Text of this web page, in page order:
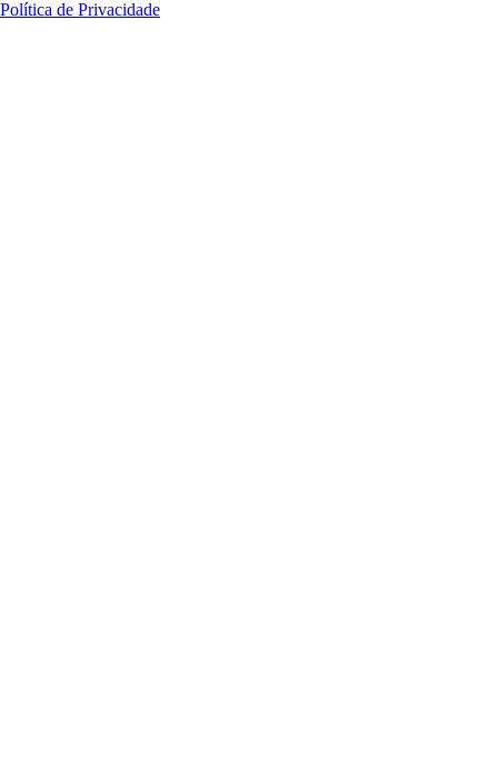
Política de Privacidade